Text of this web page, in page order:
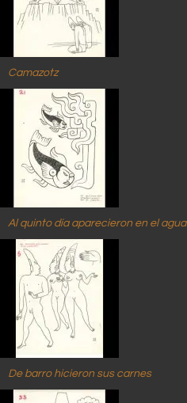
Camazotz
Al quinto día aparecieron en el agua
De barro hicieron sus carnes